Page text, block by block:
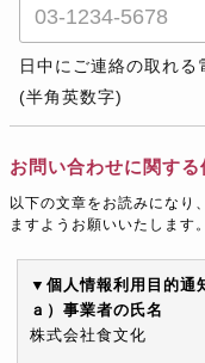
日中にご連絡の取れる
(半角英数字)
お問い合わせに関す
以下の文章をお読みになり
ますようお願いいたします。
▼個人情報利用目的通
ａ）事業者の氏名
株式会社食文化